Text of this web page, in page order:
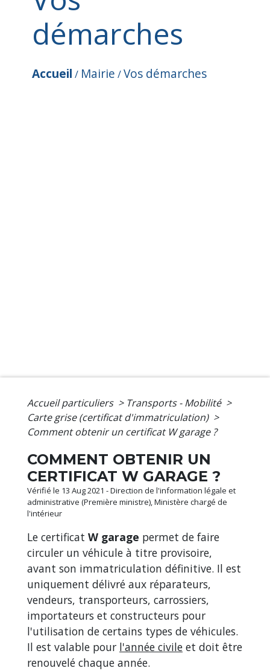
démarches
Accueil / Mairie /Vos démarches
Accueil particuliers > Transports - Mobilité >
Carte grise (certificat d'immatriculation) >
Comment obtenir un certificat W garage ?
COMMENT OBTENIR UN
CERTIFICAT W GARAGE ?
Vérifié le 13 Aug 2021 - Direction de l'information légale et
administrative (Première ministre), Ministère chargé de
l'intérieur
Le certificat W garage permet de faire
circuler un véhicule à titre provisoire,
avant son immatriculation définitive. Il est
uniquement délivré aux réparateurs,
vendeurs, transporteurs, carrossiers,
importateurs et constructeurs pour
l'utilisation de certains types de véhicules.
Il est valable pour l'année civile et doit être
renouvelé chaque année.